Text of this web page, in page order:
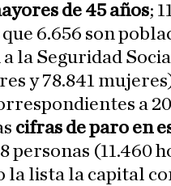
de 45 años;
que 6.656 son
la Seguridad
y 78.841
a
cifras de paro en
personas (11.460
lista la capital